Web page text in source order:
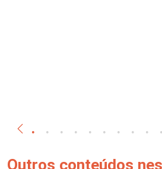
Outros conteúdos